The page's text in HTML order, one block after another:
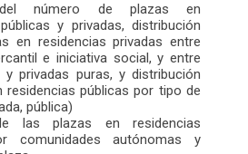
del número de plazas en
y privadas, distribución
en residencias privadas entre
e iniciativa social, y entre
y privadas puras, y distribución
residencias públicas por tipo de
pública)
las plazas en residencias
comunidades autónomas y